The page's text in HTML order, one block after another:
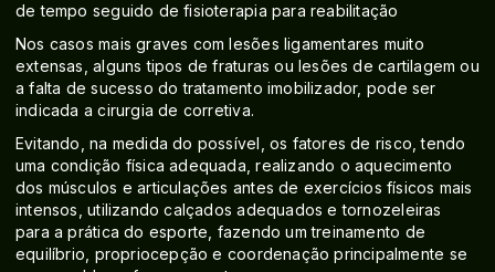
de tempo seguido de fisioterapia para reabilitação
Nos casos mais graves com lesões ligamentares muito
extensas, alguns tipos de fraturas ou lesões de cartilagem ou
a falta de sucesso do tratamento imobilizador, pode ser
indicada a cirurgia de corretiva.
Evitando, na medida do possível, os fatores de risco, tendo
uma condição física adequada, realizando o aquecimento
dos músculos e articulações antes de exercícios físicos mais
intensos, utilizando calçados adequados e tornozeleiras
para a prática do esporte, fazendo um treinamento de
equilíbrio, propriocepção e coordenação principalmente se